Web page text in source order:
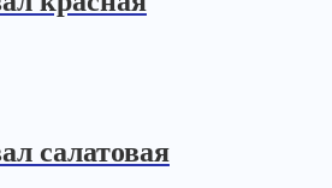
салатовая